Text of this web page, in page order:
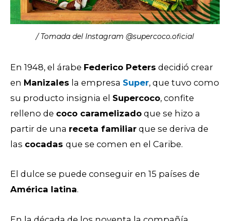
/ Tomada del Instagram @supercoco.oficial
En 1948, el árabe Federico Peters decidió crear
en Manizales la empresa Super, que tuvo como
su producto insignia el Supercoco, confite
relleno de coco caramelizado que se hizo a
partir de una receta familiar que se deriva de
las cocadas que se comen en el Caribe.
El dulce se puede conseguir en 15 países de
América latina.